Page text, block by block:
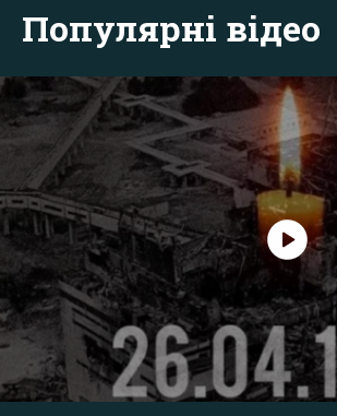
Популярні відео